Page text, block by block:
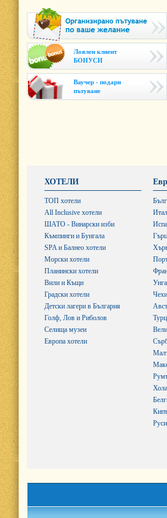
Лоялен клиент
БОНУСИ
Ваучер - подари
пътуване
ХОТЕЛИ
ТОП хотели
All Inclusive хотели
ШАТО - Винарски изби
Къмпинги и Бунгала
SPA и Балнео хотели
Морски хотели
Планински хотели
Вили и Къщи
Градски хотели
Детски лагери в България
Голф, Лов и Риболов
Селища музеи
Европа хотели